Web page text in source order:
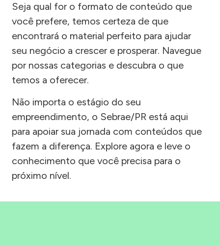
Seja qual for o formato de conteúdo que
você prefere, temos certeza de que
encontrará o material perfeito para ajudar
seu negócio a crescer e prosperar. Navegue
por nossas categorias e descubra o que
temos a oferecer.
Não importa o estágio do seu
empreendimento, o Sebrae/PR está aqui
para apoiar sua jornada com conteúdos que
fazem a diferença. Explore agora e leve o
conhecimento que você precisa para o
próximo nível.